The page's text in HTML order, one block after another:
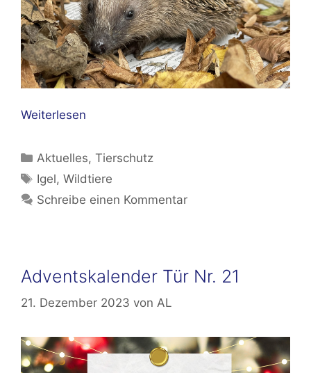
Weiterlesen
Kategorien
Aktuelles,Tierschutz
Schlagwörter
Igel,Wildtiere
Schreibe einen Kommentar
Adventskalender Tür Nr. 21
21. Dezember 2023 von AL